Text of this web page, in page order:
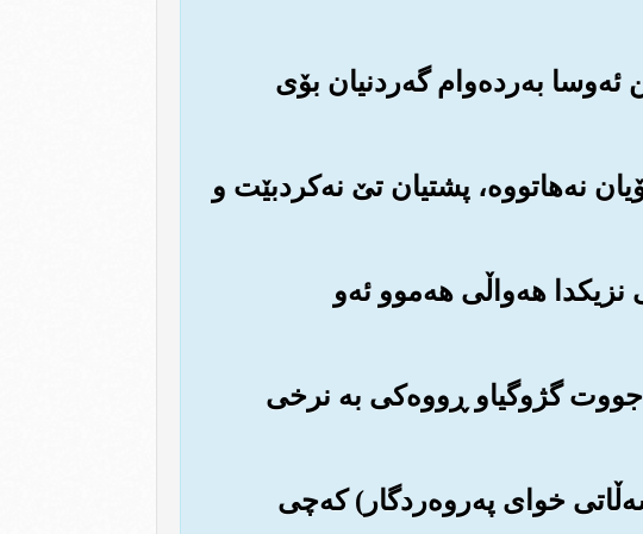
ئه‌وسا به‌رده‌وام گه‌ردنیان بۆی
نه‌هاتووه‌، پشتیان تێ نه‌کردبێت و
نزیکدا هه‌واڵی هه‌موو ئه‌و
جووت گژوگیاو ڕووه‌کی به نرخی
خوای په‌روه‌ردگار) که‌چی